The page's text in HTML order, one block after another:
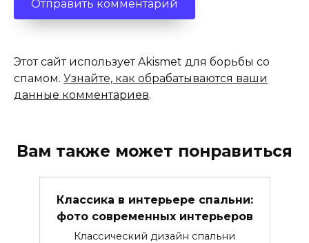
Этот сайт использует Akismet для борьбы со
спамом. Узнайте, как обрабатываются ваши
данные комментариев.
Вам также может понравиться
Классика в интерьере спальни:
фото современных интерьеров
Классический дизайн спальни